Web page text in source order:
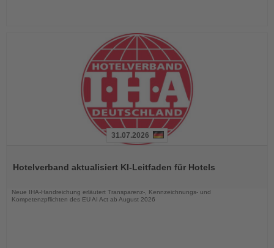
die
31.07.2026
Hotelverband aktualisiert KI-Leitfaden für Hotels
Neue IHA-Handreichung erläutert Transparenz-, Kennzeichnungs- und
Kompetenzpflichten des EU AI Act ab August 2026